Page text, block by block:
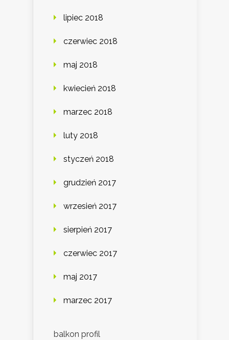
lipiec 2018
czerwiec 2018
maj 2018
kwiecień 2018
marzec 2018
luty 2018
styczeń 2018
grudzień 2017
wrzesień 2017
sierpień 2017
czerwiec 2017
maj 2017
marzec 2017
balkon profil